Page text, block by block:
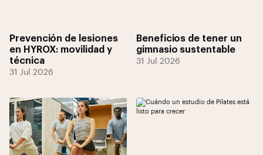
Prevención de lesiones
en HYROX: movilidad y
técnica
31 Jul 2026
Beneficios de tener un
gimnasio sustentable
31 Jul 2026